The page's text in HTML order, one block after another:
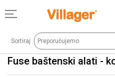
Fuse baštenski alati -
Sortiraj